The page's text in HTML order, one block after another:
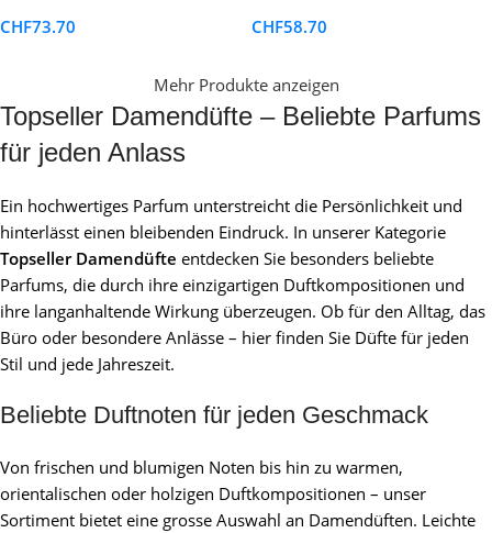
CHF73.70
CHF58.70
Mehr Produkte anzeigen
Topseller Damendüfte – Beliebte Parfums
für jeden Anlass
Ein hochwertiges Parfum unterstreicht die Persönlichkeit und
hinterlässt einen bleibenden Eindruck. In unserer Kategorie
Topseller Damendüfte entdecken Sie besonders beliebte
Parfums, die durch ihre einzigartigen Duftkompositionen und
ihre langanhaltende Wirkung überzeugen. Ob für den Alltag, das
Büro oder besondere Anlässe – hier finden Sie Düfte für jeden
Stil und jede Jahreszeit.
Beliebte Duftnoten für jeden Geschmack
Von frischen und blumigen Noten bis hin zu warmen,
orientalischen oder holzigen Duftkompositionen – unser
Sortiment bietet eine grosse Auswahl an Damendüften. Leichte